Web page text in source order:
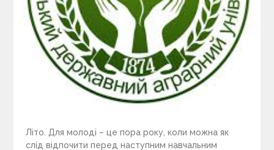
Літо. Для молоді – це пора року, коли можна як
слід відпочити перед наступним навчальним